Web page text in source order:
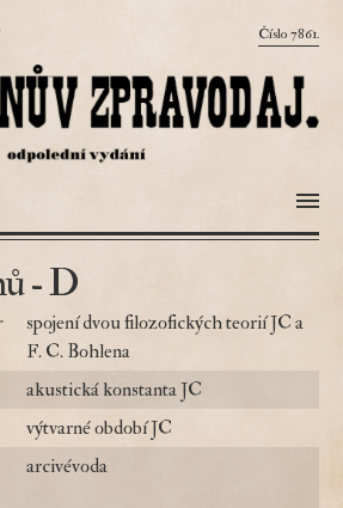
Číslo 7861.
- D
spojení dvou filozofických teorií JC a
F. C. Bohlena
akustická konstanta JC
výtvarné období JC
arcivévoda